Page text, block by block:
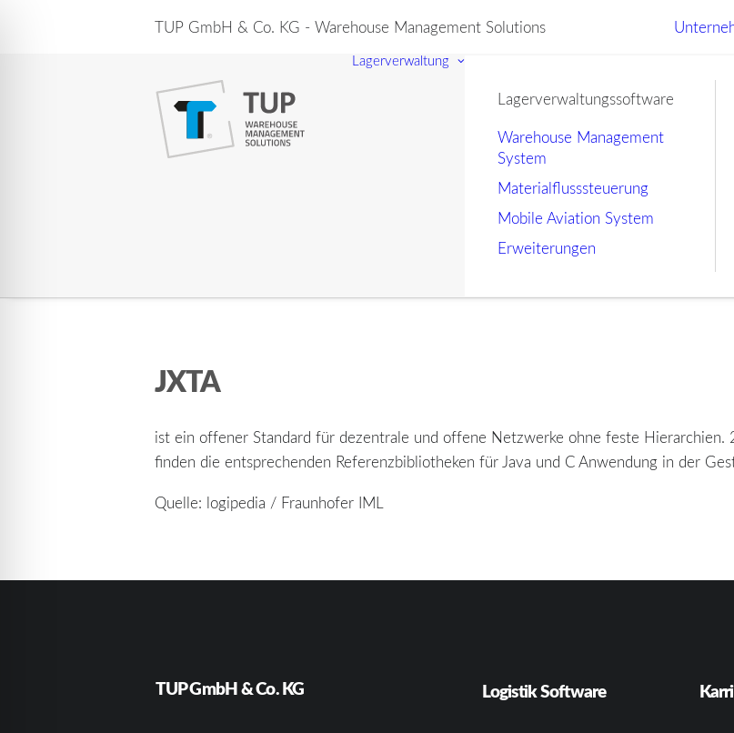
TUP GmbH & Co. KG - Warehouse Management Solutions
Lagerverwaltung
Lagerverwaltungssoftware
Warehouse Management
System
Materialflusssteuerung
Mobile Aviation System
Erweiterungen
JXTA
ist ein offener Standard für dezentrale und offene Netzwerke ohne feste Hierarchien.
finden die entsprechenden Referenzbibliotheken für Java und C Anwendung in der
Quelle: logipedia / Fraunhofer IML
TUP GmbH & Co. KG Logistik Software